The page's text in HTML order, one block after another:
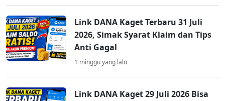
Link DANA Kaget Terbaru 31 Juli
2026, Simak Syarat Klaim dan Tips
Anti Gagal
1 minggu yang lalu
Link DANA Kaget 29 Juli 2026 Bisa